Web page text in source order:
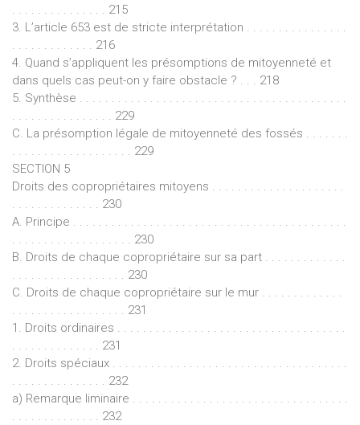
. . . . . . . . . . . . . . . 215
3. L’article 653 est de stricte interprétation . . . . . . . . . . . . . . . .
. . . . . . . . . . . . . 216
4. Quand s’appliquent les présomptions de mitoyenneté et
dans quels cas peut-on y faire obstacle ? . . . 218
5. Synthèse . . . . . . . . . . . . . . . . . . . . . . . . . . . . . . . . . . . . . . . . . .
. . . . . . . . . . . . . . . . 229
C. La présomption légale de mitoyenneté des fossés . . . . . . .
. . . . . . . . . . . . . . . . . . . 229
SECTION 5
Droits des copropriétaires mitoyens . . . . . . . . . . . . . . . . . . . . .
. . . . . . . . . . . . . . 230
A. Principe . . . . . . . . . . . . . . . . . . . . . . . . . . . . . . . . . . . . . . . . . . .
. . . . . . . . . . . . . . . . . . . 230
B. Droits de chaque copropriétaire sur sa part . . . . . . . . . . . . .
. . . . . . . . . . . . . . . . . . 230
C. Droits de chaque copropriétaire sur le mur . . . . . . . . . . . . .
. . . . . . . . . . . . . . . . . . 231
1. Droits ordinaires . . . . . . . . . . . . . . . . . . . . . . . . . . . . . . . . . . . .
. . . . . . . . . . . . . . 231
2. Droits spéciaux . . . . . . . . . . . . . . . . . . . . . . . . . . . . . . . . . . . . .
. . . . . . . . . . . . . . . 232
a) Remarque liminaire . . . . . . . . . . . . . . . . . . . . . . . . . . . . . . . . . .
. . . . . . . . . . . . . . 232